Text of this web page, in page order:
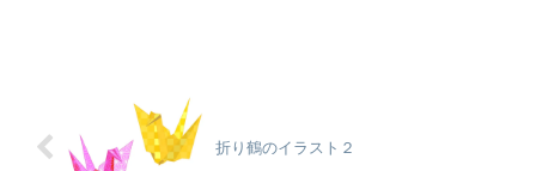
折り鶴のイラスト２